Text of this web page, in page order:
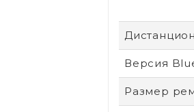
Версия
Размер